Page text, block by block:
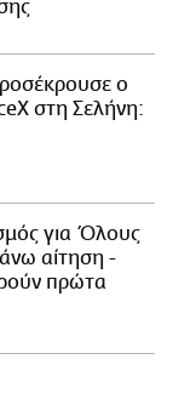
ο
στη Σελήνη:
για Όλους
αίτηση -
πρώτα